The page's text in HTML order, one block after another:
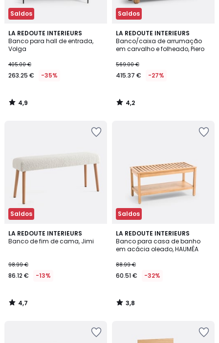
Saldos
LA REDOUTE INTERIEURS
Banco para hall de entrada,
Volga
405.00 €
263.25 € -35%
4,9
/ 5
4,9
/
Saldos
LA REDOUTE INTERIEURS
Banco/caixa de arrumação
em carvalho e folheado, Piero
569.00 €
415.37 € -27%
4,2
/ 5
4,2
/
Saldos
LA REDOUTE INTERIEURS
Banco de fim de cama, Jimi
98.99 €
86.12 € -13%
4,7
/ 5
4,7
/
Saldos
LA REDOUTE INTERIEURS
Banco para casa de banho
em acácia oleado, HAUMÉA
88.99 €
60.51 € -32%
3,8
/ 5
3,8
/